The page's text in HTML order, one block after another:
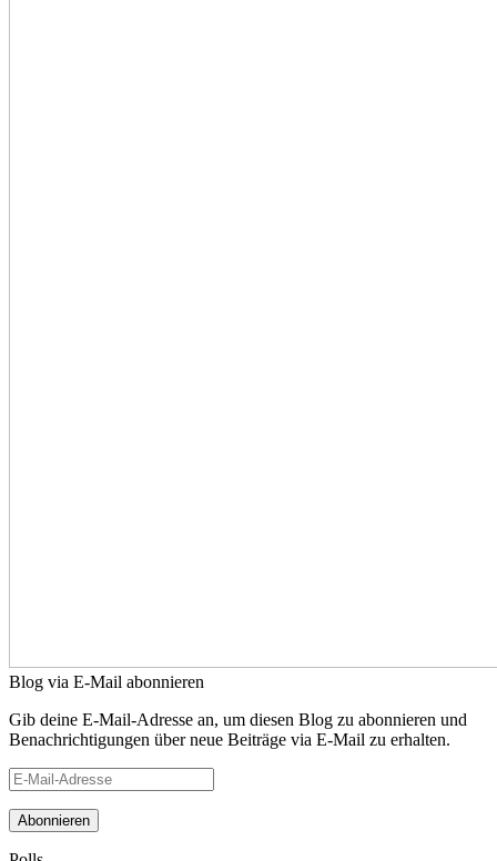
Blog via E-Mail abonnieren
Gib deine E-Mail-Adresse an, um diesen Blog zu abonnieren und
Benachrichtigungen über neue Beiträge via E-Mail zu erhalten.
E-
Mail-
Adresse